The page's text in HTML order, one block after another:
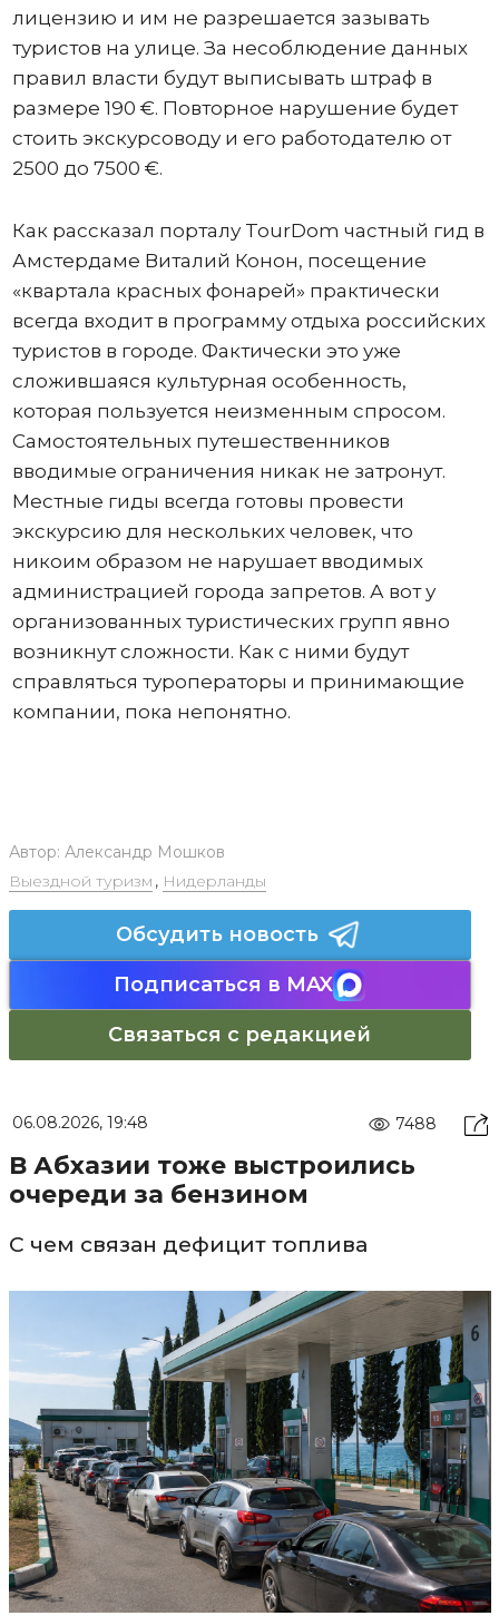
лицензию и им не разрешается зазывать
туристов на улице. За несоблюдение данных
правил власти будут выписывать штраф в
размере 190 €. Повторное нарушение будет
стоить экскурсоводу и его работодателю от
2500 до 7500 €.
Как рассказал порталу TourDom частный гид в
Амстердаме Виталий Конон, посещение
«квартала красных фонарей» практически
всегда входит в программу отдыха российских
туристов в городе. Фактически это уже
сложившаяся культурная особенность,
которая пользуется неизменным спросом.
Самостоятельных путешественников
вводимые ограничения никак не затронут.
Местные гиды всегда готовы провести
экскурсию для нескольких человек, что
никоим образом не нарушает вводимых
администрацией города запретов. А вот у
организованных туристических групп явно
возникнут сложности. Как с ними будут
справляться туроператоры и принимающие
компании, пока непонятно.
Автор: Александр Мошков
Выездной туризм , Нидерланды
Обсудить новость
Подписаться в MAX
Связаться с редакцией
06.08.2026, 19:48 7488
В Абхазии тоже выстроились
очереди за бензином
С чем связан дефицит топлива